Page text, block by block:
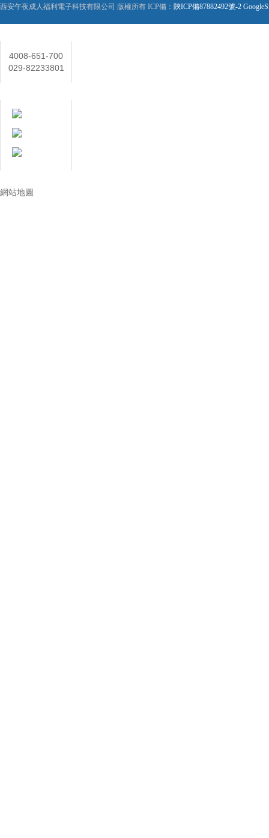
西安午夜成人福利電子科技有限公司 版權所有 ICP備： 陝ICP備87882492號-2
4008-651-700
029-82233801
網站地圖